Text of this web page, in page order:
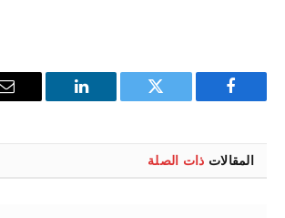
فيسبوك تويتر لينكدإن
المقالات ذات الصلة